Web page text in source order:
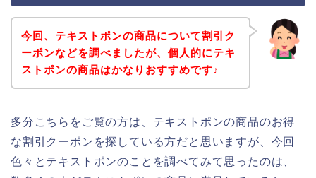
今回、テキストポンの商品について割引ク
ーポンなどを調べましたが、個人的にテキ
ストポンの商品はかなりおすすめです♪
多分こちらをご覧の方は、テキストポンの商品のお得
な割引クーポンを探している方だと思いますが、今回
色々とテキストポンのことを調べてみて思ったのは、